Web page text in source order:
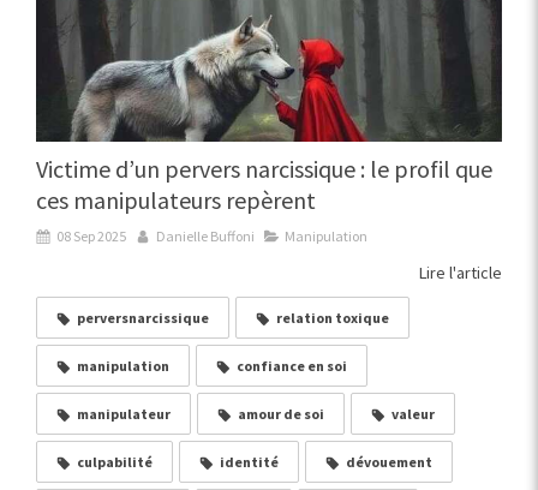
Victime d’un pervers narcissique : le profil que
ces manipulateurs repèrent
08 Sep 2025 Danielle Buffoni Manipulation
Lire l'article
perversnarcissique relation toxique
manipulation confiance en soi
manipulateur amour de soi valeur
culpabilité identité dévouement